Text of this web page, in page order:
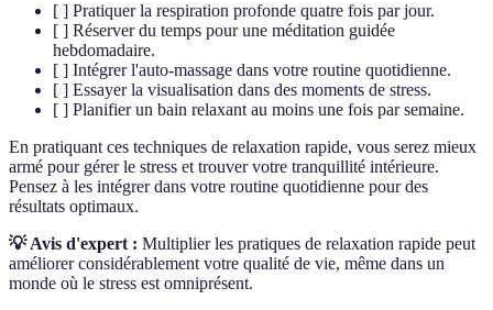
[ ] Pratiquer la respiration profonde quatre fois par jour.
[ ] Réserver du temps pour une méditation guidée
hebdomadaire.
[ ] Intégrer l'auto-massage dans votre routine quotidienne.
[ ] Essayer la visualisation dans des moments de stress.
[ ] Planifier un bain relaxant au moins une fois par semaine.
En pratiquant ces techniques de relaxation rapide, vous serez mieux
armé pour gérer le stress et trouver votre tranquillité intérieure.
Pensez à les intégrer dans votre routine quotidienne pour des
résultats optimaux.
💡 Avis d'expert : Multiplier les pratiques de relaxation rapide peut
améliorer considérablement votre qualité de vie, même dans un
monde où le stress est omniprésent.